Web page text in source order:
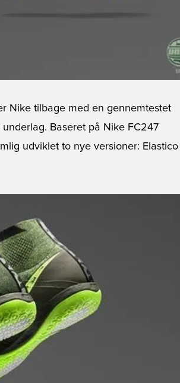
Nike tilbage med en gennemtestet
Baseret på Nike FC247
udviklet to nye versioner: Elastico